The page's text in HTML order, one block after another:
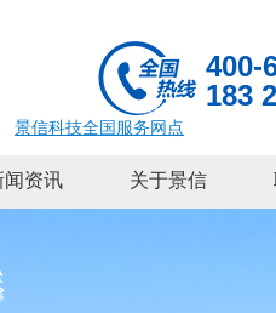
400-
183
景信科技全国服务网点
闻资讯 关于景信